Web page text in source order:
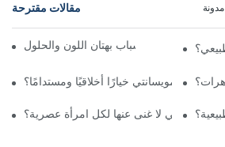
مقالات مقترحة مدونة
ثلاثي الألوان: أسباب بهتان اللون والحلول
الماس المويسانتي خيارًا أخلاقيًا ومستدامًا؟
التي لا غنى عنها لكل امرأة عصرية؟